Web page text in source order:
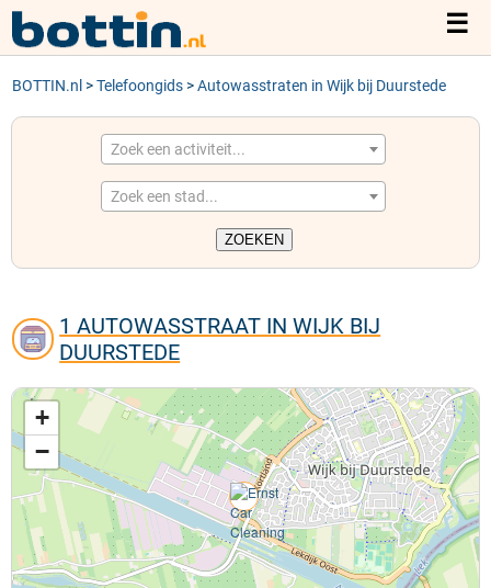
☰
TELEFOONGIDS
ACTIVITEITEN
BOTTIN.nl >Telefoongids >Autowasstraten in Wijk bij Duurstede
Zoek een activiteit...
Zoek een stad...
1 AUTOWASSTRAAT IN WIJK BIJ
DUURSTEDE
+
−